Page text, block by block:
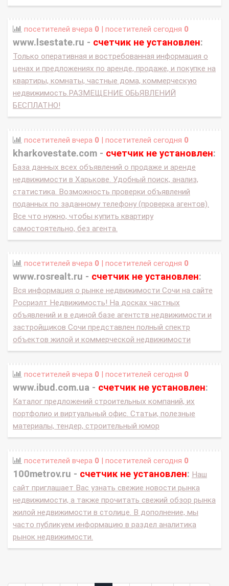
посетителей вчера 0 | посетителей сегодня 0
www.lsestate.ru - счетчик не установлен:
Только оперативная и востребованная информация о
ценах и предложениях по аренде, продаже, и покупке на
квартиры, комнаты, частные дома, коммерческую
недвижимость.РАЗМЕЩЕНИЕ ОБЬЯВЛЕНИЙ
БЕСПЛАТНО!
посетителей вчера 0 | посетителей сегодня 0
kharkovestate.com - счетчик не установлен:
База данных всех объявлений о продаже и аренде
недвижимости в Харькове. Удобный поиск, анализ,
статистика. Возможность проверки объявлений
поданных по заданному телефону (проверка агентов).
Все что нужно, чтобы купить квартиру
самостоятельно, без агента.
посетителей вчера 0 | посетителей сегодня 0
www.rosrealt.ru - счетчик не установлен:
Вся информация о рынке недвижимости Сочи на сайте
Росриэлт Недвижимость! На досках частных
объявлений и в единой базе агентств недвижимости и
застройщиков Сочи представлен полный спектр
объектов жилой и коммерческой недвижимости
посетителей вчера 0 | посетителей сегодня 0
www.ibud.com.ua - счетчик не установлен:
Каталог предложений строительных компаний, их
портфолио и виртуальный офис. Статьи, полезные
материалы, тендер, строительный юмор
посетителей вчера 0 | посетителей сегодня 0
100metrov.ru - счетчик не установлен: Наш
сайт приглашает Вас узнать свежие новости рынка
недвижимости, а также прочитать свежий обзор рынка
жилой недвижимости в столице. В дополнение, мы
часто публикуем информацию в раздел аналитика
рынок недвижимости.